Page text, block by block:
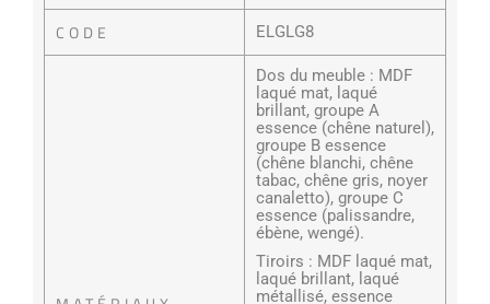
CODE ELGLG8
Dos du meuble : MDF
laqué mat, laqué
brillant, groupe A
essence (chêne naturel),
groupe B essence
(chêne blanchi, chêne
tabac, chêne gris, noyer
canaletto), groupe C
essence (palissandre,
ébène, wengé).
Tiroirs : MDF laqué mat,
laqué brillant, laqué
métallisé, essence